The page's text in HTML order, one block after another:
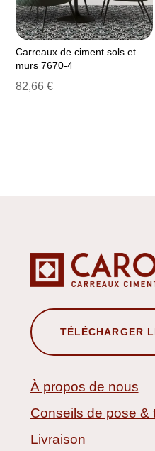
Carreaux de ciment sols et
murs 7670-4
82,66€
TÉLÉCHARGER
À propos de nous
Conseils de pose &
Livraison